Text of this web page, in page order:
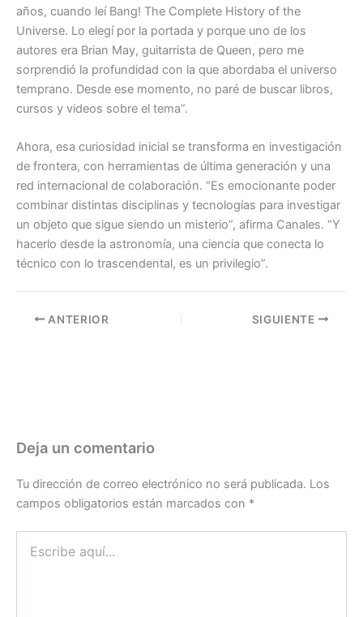
años, cuando leí Bang! The Complete History of the
Universe. Lo elegí por la portada y porque uno de los
autores era Brian May, guitarrista de Queen, pero me
sorprendió la profundidad con la que abordaba el universo
temprano. Desde ese momento, no paré de buscar libros,
cursos y videos sobre el tema”.
Ahora, esa curiosidad inicial se transforma en investigación
de frontera, con herramientas de última generación y una
red internacional de colaboración. “Es emocionante poder
combinar distintas disciplinas y tecnologías para investigar
un objeto que sigue siendo un misterio”, afirma Canales. “Y
hacerlo desde la astronomía, una ciencia que conecta lo
técnico con lo trascendental, es un privilegio”.
ANTERIOR SIGUIENTE
Deja un comentario
Tu dirección de correo electrónico no será publicada. Los
campos obligatorios están marcados con *
aquí...